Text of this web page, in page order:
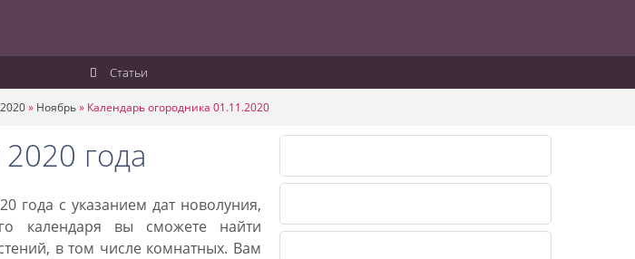
Статьи
» Ноябрь» Календарь огородника 01.11.2020
года
года с указанием дат новолуния,
календаря вы сможете найти
в том числе комнатных. Вам